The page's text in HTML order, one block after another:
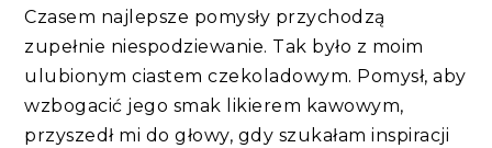
Czasem najlepsze pomysły przychodzą
zupełnie niespodziewanie. Tak było z moim
ulubionym ciastem czekoladowym. Pomysł, aby
wzbogacić jego smak likierem kawowym,
przyszedł mi do głowy, gdy szukałam inspiracji